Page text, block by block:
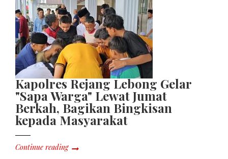
Kapolres Rejang Lebong Gelar
"Sapa Warga" Lewat Jumat
Berkah, Bagikan Bingkisan
kepada Masyarakat
Continue reading